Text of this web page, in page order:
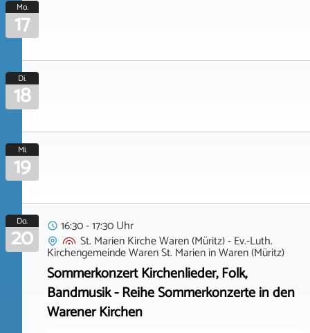
Mo.
17
Di.
18
Mi.
19
Do.
20
16:30 - 17:30 Uhr
St. Marien Kirche Waren (Müritz) - Ev.-Luth.
Kirchengemeinde Waren St. MarieninWaren (Müritz)
Sommerkonzert Kirchenlieder, Folk,
Bandmusik - Reihe Sommerkonzerte in den
Warener Kirchen